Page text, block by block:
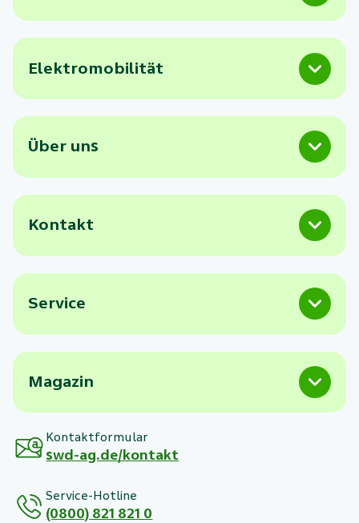
Elektromobilität
Über uns
Kontakt
Service
Magazin
Kontaktformular
swd-ag.de/kontakt
Service-Hotline
(0800) 821 821 0